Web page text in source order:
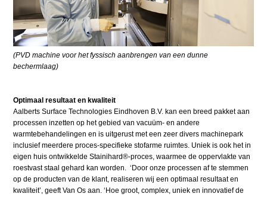
(PVD machine voor het fyssisch aanbrengen van een dunne
bechermlaag)
Optimaal resultaat en kwaliteit
Aalberts Surface Technologies Eindhoven B.V. kan een breed pakket aan
processen inzetten op het gebied van vacuüm- en andere
warmtebehandelingen en is uitgerust met een zeer divers machinepark
inclusief meerdere proces-specifieke stofarme ruimtes. Uniek is ook het in
eigen huis ontwikkelde Stainihard®-proces, waarmee de oppervlakte van
roestvast staal gehard kan worden. ‘Door onze processen af te stemmen
op de producten van de klant, realiseren wij een optimaal resultaat en
kwaliteit’, geeft Van Os aan. ‘Hoe groot, complex, uniek en innovatief de